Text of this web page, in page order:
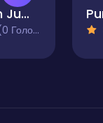
Neon Jump